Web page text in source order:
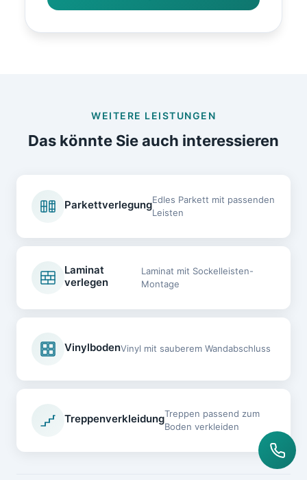
WEITERE LEISTUNGEN
Das könnte Sie auch interessieren
ParkettverlegungEdles Parkett mit passenden
Leisten
Laminat
verlegen
Laminat mit Sockelleisten-
Montage
VinylbodenVinyl mit sauberem Wandabschluss
TreppenverkleidungTreppen passend zum
Boden verkleiden